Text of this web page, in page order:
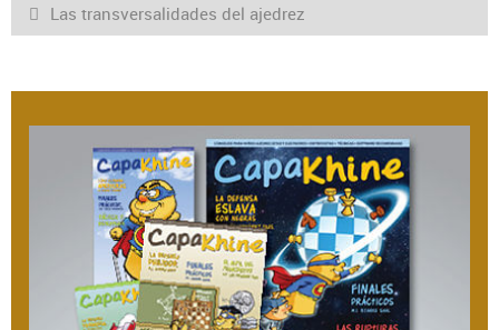
Las transversalidades del ajedrez